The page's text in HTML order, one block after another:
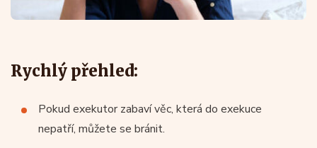
Rychlý přehled:
Pokud exekutor zabaví věc, která do exekuce
nepatří, můžete se bránit.